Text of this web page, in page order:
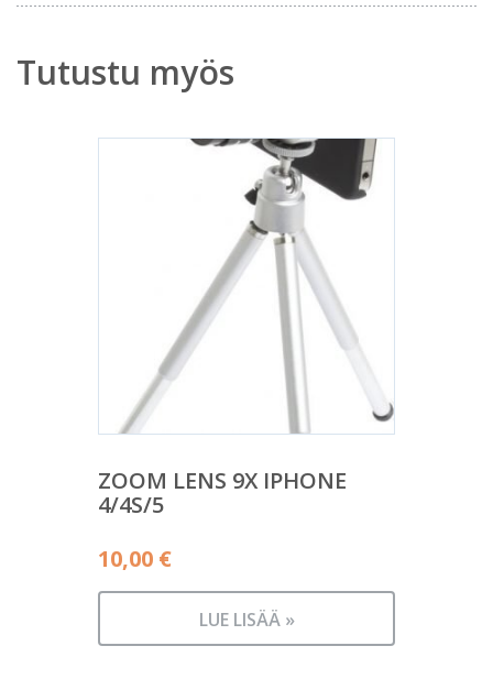
Tutustu myös
ZOOM LENS 9X IPHONE
4/4S/5
10,00 €
LUE LISÄÄ »